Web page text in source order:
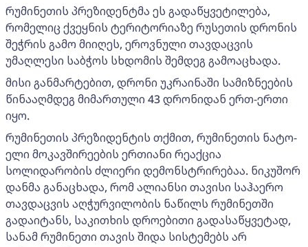
რუმინეთის პრეზიდენტმა ეს გადაწყვეტილება,
რომელიც ქვეყნის ტერიტორიაზე რუსეთის დრონის
შეჭრის გამო მიიღეს, ეროვნული თავდაცვის
უმაღლესი საბჭოს სხდომის შემდეგ გამოაცხადა.
მისი განმარტებით, დრონი უკრაინაში სამიზნეების
წინააღმდეგ მიმართული 43 დრონიდან ერთ-ერთი
იყო.
რუმინეთის პრეზიდენტის თქმით, რუმინეთის ნატო-
ელი მოკავშირეების ერთიანი რეაქცია
სოლიდარობის ძლიერი დემონსტრირებაა. ნიკუშორ
დანმა განაცხადა, რომ ალიანსი თავისი საჰაერო
თავდაცვის აღჭურვილობის ნაწილს რუმინეთში
გადაიტანს, საკითხის დროებითი გადასაწყვეტად,
სანამ რუმინეთი თავის შიდა სისტემებს არ